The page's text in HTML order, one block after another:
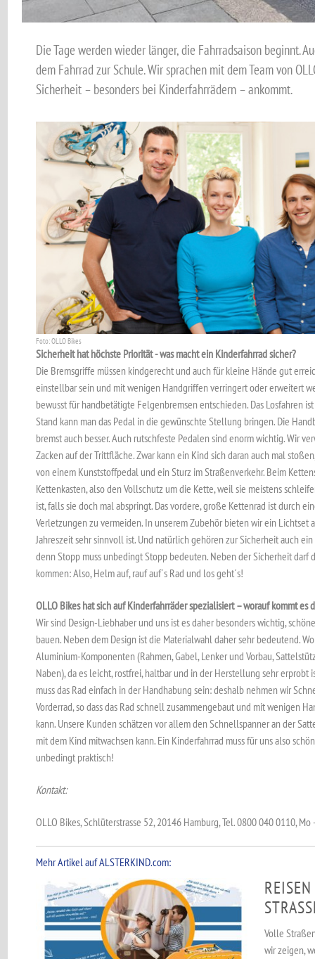
Die Tage werden wieder länger, die Fahrradsaison beginnt.
dem Fahrrad zur Schule. Wir sprachen mit dem Team von
Sicherheit – besonders bei Kinderfahrrädern – ankommt.
Foto: OLLO Bikes
Sicherheit hat höchste Priorität - was macht ein Kinderfahrrad sicher?
Die Bremsgriffe müssen kindgerecht und auch für kleine Hände gut
einstellbar sein und mit wenigen Handgriffen verringert oder erweitert
bewusst für handbetätigte Felgenbremsen entschieden. Das Losfahren
Stand kann man das Pedal in die gewünschte Stellung bringen. Die
bremst auch besser. Auch rutschfeste Pedalen sind enorm wichtig. Wir
Zacken auf der Trittfläche. Zwar kann ein Kind sich daran auch mal
von einem Kunststoffpedal und ein Sturz im Straßenverkehr. Beim
Kettenkasten, also den Vollschutz um die Kette, weil sie meistens
ist, falls sie doch mal abspringt. Das vordere, große Kettenrad ist durch
Verletzungen zu vermeiden. In unserem Zubehör bieten wir ein Lichtset
Jahreszeit sehr sinnvoll ist. Und natürlich gehören zur Sicherheit auch
denn Stopp muss unbedingt Stopp bedeuten. Neben der Sicherheit darf
kommen: Also, Helm auf, rauf auf´s Rad und los geht´s!
OLLO Bikes hat sich auf Kinderfahrräder spezialisiert – worauf kommt es
Wir sind Design-Liebhaber und uns ist es daher besonders wichtig,
bauen. Neben dem Design ist die Materialwahl daher sehr bedeutend.
Aluminium-Komponenten (Rahmen, Gabel, Lenker und Vorbau,
Naben), da es leicht, rostfrei, haltbar und in der Herstellung sehr erprobt
muss das Rad einfach in der Handhabung sein: deshalb nehmen wir
Vorderrad, so dass das Rad schnell zusammengebaut und mit wenigen
kann. Unsere Kunden schätzen vor allem den Schnellspanner an der
mit dem Kind mitwachsen kann. Ein Kinderfahrrad muss für uns also
unbedingt praktisch!
Kontakt:
OLLO Bikes, Schlüterstrasse 52, 20146 Hamburg, Tel. 0800 040 0110,
Mehr Artikel auf ALSTERKIND.com:
Volle
wir zeigen,